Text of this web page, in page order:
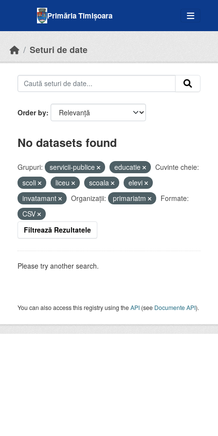
Primăria Timișoara
Seturi de date
Order by
No datasets found
Grupuri: servicii-publice educatie
Cuvinte cheie:
scoli
liceu scoala
elevi
invatamant
Organizații: primariatm
Formate:
CSV
Filtrează Rezultatele
Please try another search.
You can also access this registry using theAPI (see Documente API).